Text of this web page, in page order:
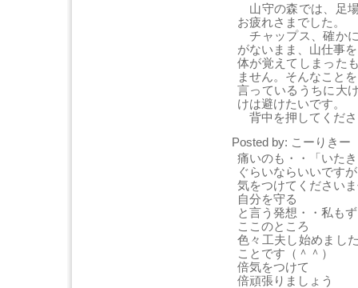
山守の森では、足
お疲れさまでした。
チャップス、確か
がないまま、山仕事を
体が覚えてしまった
ません。そんなことを
言っているうちに大
けは避けたいです。
背中を押してくだ
Posted by: こーりきー
痛いのも・・「いた
ぐらいならいいですが
気をつけてください
自分を守る
と言う発想・・私も
ここのところ
色々工夫し始めまし
ことです（＾＾）
倍気をつけて
倍頑張りましょう